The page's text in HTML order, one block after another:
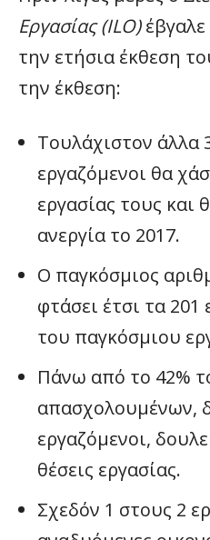
Εργασίας (ILO)
την ετήσια έκθεση
την έκθεση:
Τουλάχιστον άλλα
εργαζόμενοι θα
εργασίας τους και
ανεργία το 2017.
Ο παγκόσμιος
φτάσει έτσι τα
του παγκόσμιου
Πάνω από το 42%
απασχολουμένων,
εργαζόμενοι,
θέσεις εργασίας.
Σχεδόν 1 στους 2